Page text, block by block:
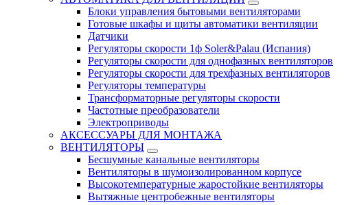
Блоки управления бытовыми вентиляторами
Готовые шкафы и щиты автоматики вентиляции
Датчики
Регуляторы скорости 1ф Soler&Palau (Испания)
Регуляторы скорости для однофазных вентиляторов
Регуляторы скорости для трехфазных вентиляторов
Регуляторы температуры
Трансформаторные регуляторы скорости
Частотные преобразователи
Электроприводы
АКСЕССУАРЫ ДЛЯ МОНТАЖА
ВЕНТИЛЯТОРЫ
Бесшумные канальные вентиляторы
Вентиляторы в шумоизолированном корпусе
Высокотемпературные жаростойкие вентиляторы
Вытяжные центробежные вентиляторы